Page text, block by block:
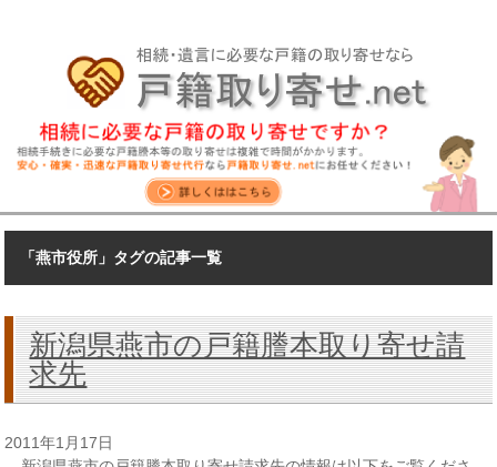
「燕市役所」タグの記事一覧
新潟県燕市の戸籍謄本取り寄せ請
求先
2011年1月17日